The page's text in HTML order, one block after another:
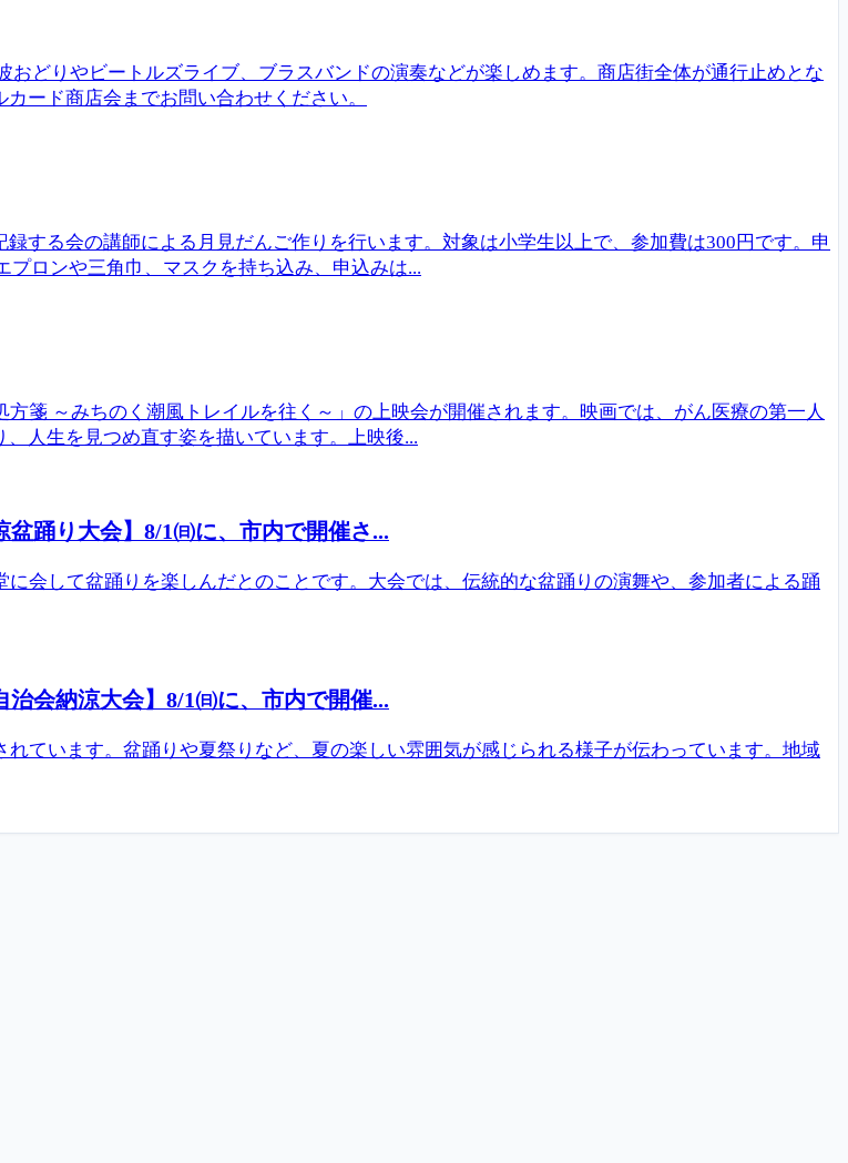
どりやビートルズライブ、ブラスバンドの演奏などが楽しめます。商店街全体が通行止めとな
ード商店会までお問い合わせください。
する会の講師による月見だんご作りを行います。対象は小学生以上で、参加費は300円です。申
ロンや三角巾、マスクを持ち込み、申込みは...
箋 ～みちのく潮風トレイルを往く～」の上映会が開催されます。映画では、がん医療の第一人
人生を見つめ直す姿を描いています。上映後...
踊り大会】8/1㈰に、市内で開催さ...
会して盆踊りを楽しんだとのことです。大会では、伝統的な盆踊りの演舞や、参加者による踊
会納涼大会】8/1㈰に、市内で開催...
ています。盆踊りや夏祭りなど、夏の楽しい雰囲気が感じられる様子が伝わっています。地域